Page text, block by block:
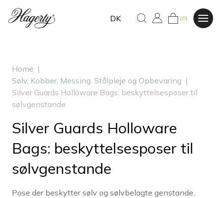
DK (0)
Home |
Sølv, Kobber, Messing, Stålpleje og Opbevaring |
Silver Guards Holloware Bags: beskyttelsesposer til
sølvgenstande
Silver Guards Holloware
Bags: beskyttelsesposer til
sølvgenstande
Pose der beskytter sølv og sølvbelagte genstande.